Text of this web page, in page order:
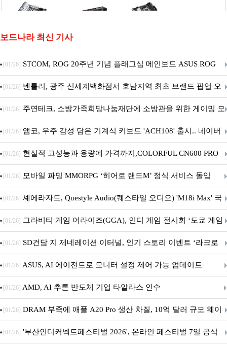
보드나라 최신 기사
[01/26] STCOM, ROG 20주년 기념 플래그십 메인보드 ASUS ROG
Crosshair X870E EDITION 20 국내 출시 예정
[01/26] 벤틀리, 광주 신세계백화점서 호남지역 최초 브랜드 팝업 오
픈
[01/26] 주연테크, 소방가족희망나눔재단에 소방관을 위한 게이밍 모
니터·스마트 펫 침대 기부
[01/26] 앱코, 우주 감성 담은 기계식 키보드 'ACH108' 출시.. 네이버
브랜드데이 기획전 진행
[01/26] 현실적 고성능과 용량에 가격까지,COLORFUL CN600 PRO
M.2 NVMe 디앤디컴 1TB
[01/26] 모바일 파밍 MMORPG ‘히어로 랜드M’ 정식 서비스 돌입
[01/26] 셰에라자드, Questyle Audio(퀘스타일 오디오) 'M18i Max' 국
내 정식 출시
[01/26] 그라비티 게임 어라이즈(GGA), 인디 게임 전시회 ‘도쿄 게임
던전 13’ 참가!
[01/26] SD건담 지 제네레이션 이터널, 인기 스토리 이벤트 ‘라크로
아의 용사’ 재개최 및 풍성한 기념 이벤트 실시!
[01/26] ASUS, AI 에이전트로 모니터 설정 제어 가능 업데이트
[01/26] AMD, AI 추론 반도체 기업 타알라스 인수
[01/26] DRAM 부족에 애플 A20 Pro 생산 차질, 10억 달러 규모 웨이
퍼 대기
[01/26] '부산인디커넥트페스티벌 2026', 온라인 페스티벌 7일 공식